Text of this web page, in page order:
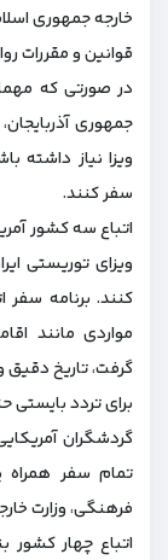
خارجه جمهوری اسلامی ایران
قوانین و مقررات
در صورتی که
جمهوری
ویزا نیاز داشته
سفر کنند.
اتباع سه کشور
ویزای توریستی
کنند. برنامه
مواردی مانند
گرفت، تاریخ
برای تردد بایستی
گردشگران
تمام سفر همراه
فرهنگی، وزارت
اتباع چهار کشور